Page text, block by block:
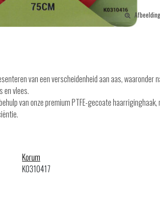
van een verscheidenheid aan aas, waaronder
en vlees.
van onze premium PTFE-gecoate haarriginghaak,
Korum
K0310417